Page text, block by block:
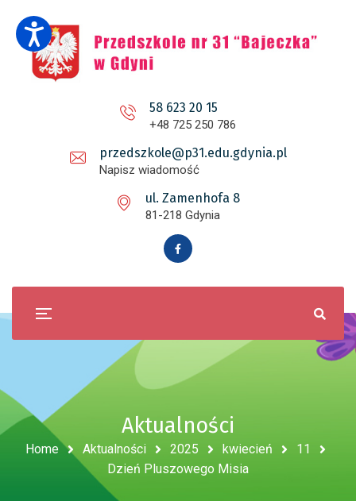
58 623 20 15
+48 725 250 786
przedszkole@p31.edu.gdynia.pl
Napisz wiadomość
ul. Zamenhofa 8
81-218 Gdynia
Aktualności
Home Aktualności 2025 kwiecień
11
Dzień Pluszowego Misia